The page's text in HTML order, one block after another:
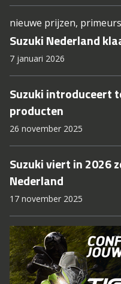
nieuwe prijzen,
Suzuki Nederland
7 januari 2026
Suzuki introduceert
producten
26 november 2025
Suzuki viert in 2026
Nederland
17 november 2025